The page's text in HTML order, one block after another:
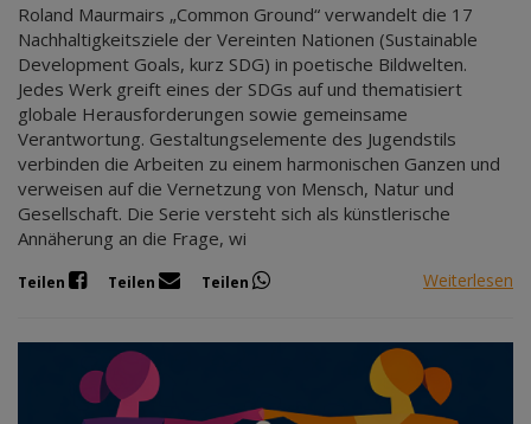
Roland Maurmairs „Common Ground“ verwandelt die 17
Nachhaltigkeitsziele der Vereinten Nationen (Sustainable
Development Goals, kurz SDG) in poetische Bildwelten.
Jedes Werk greift eines der SDGs auf und thematisiert
globale Herausforderungen sowie gemeinsame
Verantwortung. Gestaltungselemente des Jugendstils
verbinden die Arbeiten zu einem harmonischen Ganzen und
verweisen auf die Vernetzung von Mensch, Natur und
Gesellschaft. Die Serie versteht sich als künstlerische
Annäherung an die Frage, wi
Teilen Teilen Teilen Weiterlesen